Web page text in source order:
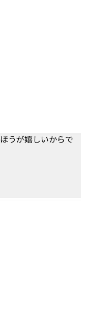
うが嬉しいからで